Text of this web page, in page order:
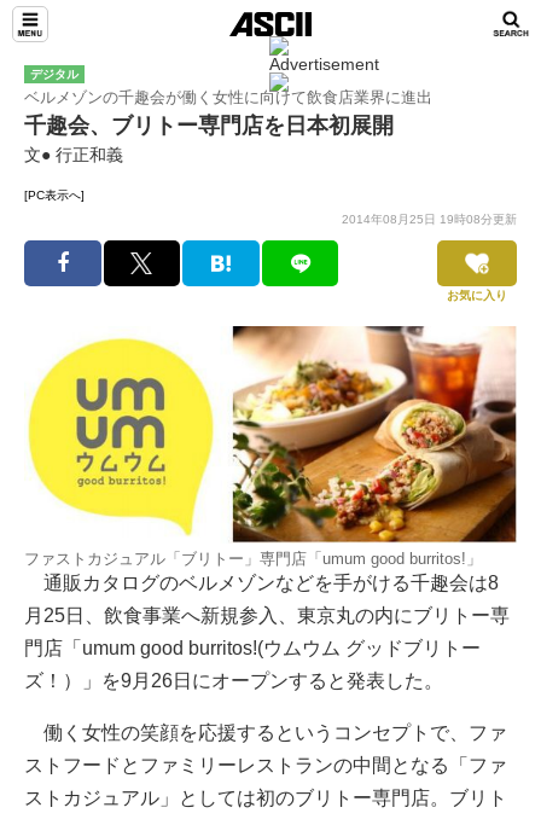
デジタル
ベルメゾンの千趣会が働く女性に向けて飲食店業界に進出
千趣会、ブリトー専門店を日本初展開
文● 行正和義
[PC表示へ]
2014年08月25日 19時08分更新
お気に入り
ファストカジュアル「ブリトー」専門店「umum good burritos!」
通販カタログのベルメゾンなどを手がける千趣会は8
月25日、飲食事業へ新規参入、東京丸の内にブリトー専
門店「umum good burritos!(ウムウム グッドブリトー
ズ！）」を9月26日にオープンすると発表した。
働く女性の笑顔を応援するというコンセプトで、ファ
ストフードとファミリーレストランの中間となる「ファ
ストカジュアル」としては初のブリトー専門店。ブリト